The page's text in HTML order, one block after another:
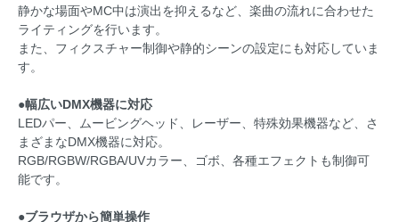
静かな場面やMC中は演出を抑えるなど、楽曲の流れに合わせた
ライティングを行います。
また、フィクスチャー制御や静的シーンの設定にも対応していま
す。
●幅広いDMX機器に対応
LEDパー、ムービングヘッド、レーザー、特殊効果機器など、さ
まざまなDMX機器に対応。
RGB/RGBW/RGBA/UVカラー、ゴボ、各種エフェクトも制御可
能です。
●ブラウザから簡単操作